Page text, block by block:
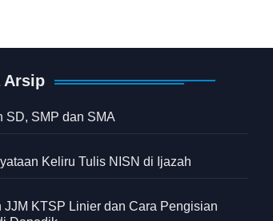
Arsip
SD, SMP dan SMA
Keliru Tulis NISN di Ijazah
JJM KTSP Linier dan Cara Pengisian